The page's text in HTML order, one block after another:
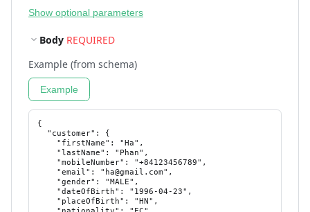
Show optional parameters
Body REQUIRED
Example (from schema)
Example